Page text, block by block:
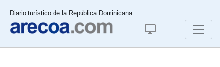
Diario turístico de la República Dominicana